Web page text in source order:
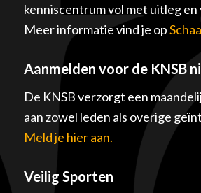
kenniscentrum vol met uitleg
Meer informatie vind je op
Aanmelden voor de KNSB
De KNSB verzorgt een
aan zowel leden als overige
Meld je hier aan.
Veilig Sporten